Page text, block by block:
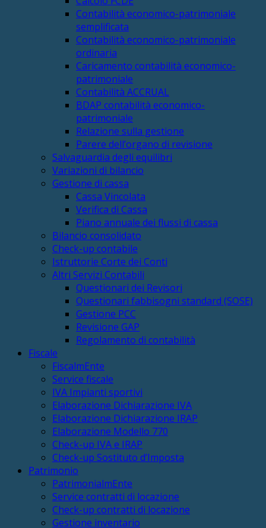
Contabilità economico-patrimoniale
semplificata
Contabilità economico-patrimoniale
ordinaria
Caricamento contabilità economico-
patrimoniale
Contabilità ACCRUAL
BDAP contabilità economico-
patrimoniale
Relazione sulla gestione
Parere dell’organo di revisione
Salvaguardia degli equilibri
Variazioni di bilancio
Gestione di cassa
Cassa Vincolata
Verifica di Cassa
Piano annuale dei flussi di cassa
Bilancio consolidato
Check-up contabile
Istruttorie Corte dei Conti
Altri Servizi Contabili
Questionari dei Revisori
Questionari fabbisogni standard (SOSE)
Gestione PCC
Revisione GAP
Regolamento di contabilità
Fiscale
FiscalmEnte
Service fiscale
IVA Impianti sportivi
Elaborazione Dichiarazione IVA
Elaborazione Dichiarazione IRAP
Elaborazione Modello 770
Check-up IVA e IRAP
Check-up Sostituto d’Imposta
Patrimonio
PatrimonialmEnte
Service contratti di locazione
Check-up contratti di locazione
Gestione inventario